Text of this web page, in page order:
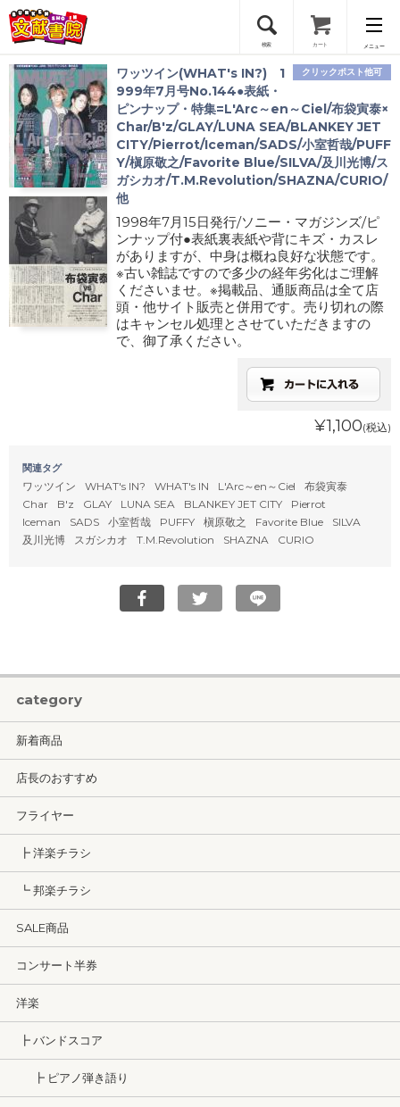
検索 カート メニュー
会員登録
ログイン
クリックポスト他可
ワッツイン(WHAT's IN?) 1
999年7月号No.144●表紙・
ピンナップ・特集=L'Arc～en～Ciel/布袋寅泰×
Char/B'z/GLAY/LUNA SEA/BLANKEY JET
CITY/Pierrot/Iceman/SADS/小室哲哉/PUFF
Y/槇原敬之/Favorite Blue/SILVA/及川光博/ス
ガシカオ/T.M.Revolution/SHAZNA/CURIO/
他
1998年7月15日発行/ソニー・マガジンズ/ピ
ンナップ付●表紙裏表紙や背にキズ・カスレ
がありますが、中身は概ね良好な状態です。
※古い雑誌ですので多少の経年劣化はご理解
くださいませ。※掲載品、通販商品は全て店
頭・他サイト販売と併用です。売り切れの際
はキャンセル処理とさせていただきますの
で、御了承ください。
¥1,100(税込)
関連タグ
ワッツイン WHAT's IN? WHAT's IN L'Arc～en～Ciel
布袋寅泰
Char
B'z GLAY LUNA SEA BLANKEY JET CITY
Pierrot
Iceman
SADS 小室哲哉 PUFFY 槇原敬之 Favorite Blue
SILVA
及川光博
スガシカオ T.M.Revolution SHAZNA CURIO
category
新着商品
店長のおすすめ
フライヤー
┣ 洋楽チラシ
┗ 邦楽チラシ
SALE商品
コンサート半券
洋楽
┣ バンドスコア
┣ ピアノ弾き語り